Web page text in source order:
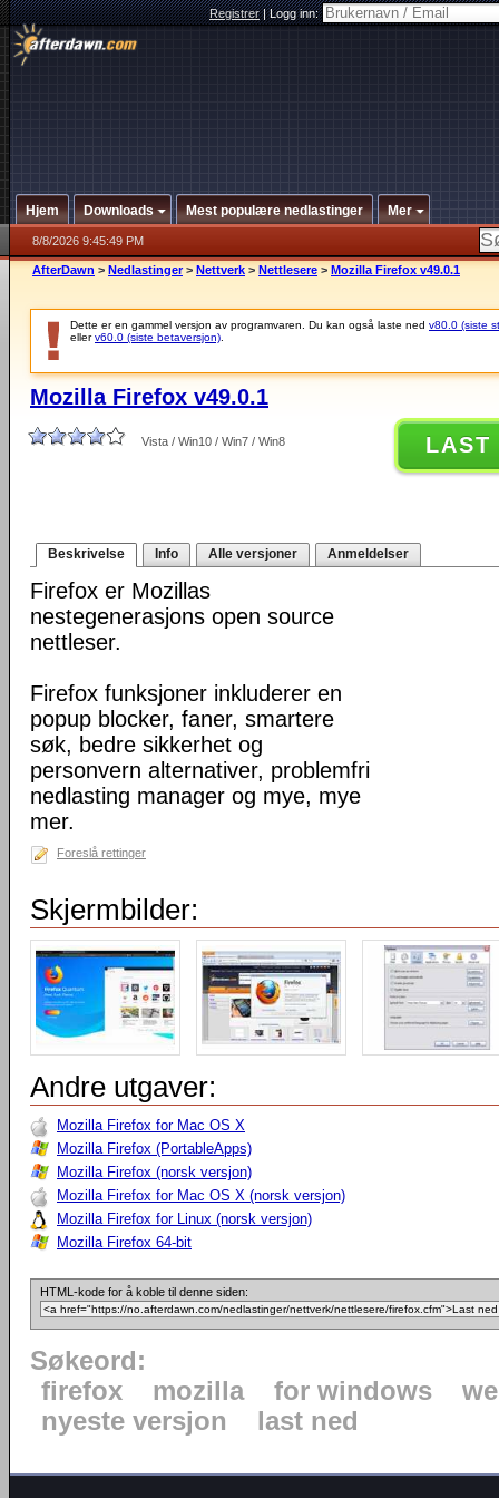
Registrer|Logg inn:
Hjem Downloads Mest populære nedlastinger Mer
8/8/2026 9:45:49 PM
AfterDawn > Nedlastinger > Nettverk > Nettlesere > Mozilla Firefox v49.0.1
Dette er en gammel versjon av programvaren. Du kan også laste ned v80.0 (siste
ellerv60.0 (siste betaversjon)
Mozilla Firefox v49.0.1
Vista / Win10 / Win7 / Win8 LAST
Beskrivelse Info Alle versjoner Anmeldelser
Firefox er Mozillas
nestegenerasjons open source
nettleser.
Firefox funksjoner inkluderer en
popup blocker, faner, smartere
søk, bedre sikkerhet og
personvern alternativer, problemfri
nedlasting manager og mye, mye
mer.
Foreslå rettinger
Skjermbilder:
Andre utgaver:
Mozilla Firefox for Mac OS X
Mozilla Firefox (PortableApps)
Mozilla Firefox (norsk versjon)
Mozilla Firefox for Mac OS X (norsk versjon)
Mozilla Firefox for Linux (norsk versjon)
Mozilla Firefox 64-bit
HTML-kode for å koble til denne siden:
Søkeord:
firefox
mozilla for windows
nyeste versjon
last ned